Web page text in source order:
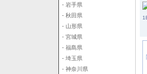
- 岩手県
- 秋田県
- 山形県
- 宮城県
- 福島県
- 埼玉県
- 神奈川県